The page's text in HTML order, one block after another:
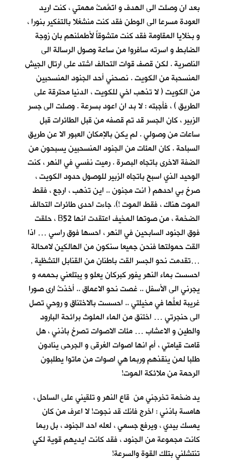
بعد ان وصلت الى الهدف و اتَمَّمتُ مهمتي ، كنت اريد
العودة مسرعا الى الوطن فقد كنت منشغلا بالتفكير بنورا ،
و بخلايا المقاومة فقد كنت متشوقاً لأطمئنهم بان زوجة
الضابط و اسرته سافروا من ساعة وصول الرسالة الى
الناصرية . لكن قصف قوات التحالف اشتد على ارتال الجيش
المنسحبة من الكويت . نصحني أحد الجنود المنسحبين
من الكويت ( لا تذهب اخي للكويت ، الدنيا محترقة على
الطريق ) ، فأجبته : لا بد ان اعود بسرعة . وصلت الى جسر
الزبير ، كان الجسر قد تم قصفه من قبل الطائرات قبل
ساعات من وصولي . لم يكن بالإمكان العبور الا عن طريق
السباحة . كان المئات من الجنود المنسحبين يسبحون من
الضفة الاخرى باتجاه البصرة . رميت نفسي في النهر ، كنت
الوحيد الذي اسبح باتجاه الزبير للوصول حدود الكويت ،
صرخ بي احدهم ( انت مجنون .. اين تذهب ، ارجع ، فقط
الموت هناك ، فقط الموت !). جاءت احدى طائرات التحالف
الضخمة ، من صوتها المخيف اعتقدت انها B52 ، حلقت
فوق الجنود السابحين في النهر ، احسها فوق راسي … اذا
القت حمولتها فنحن جميعا سنكون من الهالكين لامحالة
…تقدمت نحو الجسر القت باطنان من القنابل التشظية ,
احسست بماء النهر يفور كبركان يعلو و يبتلعني بحممه و
يجرني الى الأسفل .. غصت نحو الاعماق .. أخذتُ ارى صورا
غريبة لعلَّها في مخيلتي .. احسست بالاختناق و روحي تصل
الى حنجرتي … اختنق من الماء الملوث برائحة البارود
والطين و الاعشاب … مئات الاصوات تصرخ باذني ، هل
قامت قيامتي ، أم انها اصوات الغرقى و الجرحى ينادون
طلبا لمن ينقذهم وربما هي اصوات من ماتوا يطلبون
الرحمة من ملائكة الموت!
يد ضخمة تخرجني من قاع النهر و تلقيني على الساحل ،
هامسة باذني : اخرج فانك قد نجوت! لا اعرف من كان
يمسك بيدي ، ويرفع جسمي ، لعله احد الجنود ، بل ربما
كانت مجموعة من الجنود ، فقد كانت ايديهم قوية لكي
تنتشلني بتلك القوة والسرعة!